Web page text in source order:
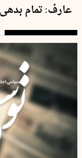
عارف: تمام